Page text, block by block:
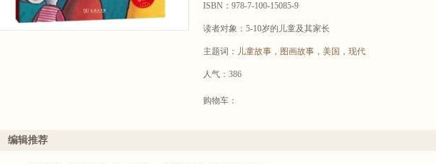
ISBN：978-7-100-15085-9
读者对象：5-10岁的儿童及其家长
主题词： 儿童故事 ， 图画故事 ， 美国 ， 现代
人气：386
购物车：
编辑推荐